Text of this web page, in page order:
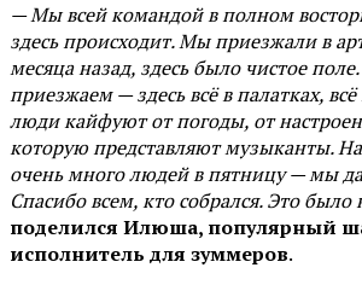
— Мы всей командой в полном
здесь происходит. Мы приезжали в
месяца назад, здесь было чистое
приезжаем — здесь всё в палатках,
люди кайфуют от погоды, от
которую представляют музыканты.
очень много людей в пятницу — мы
Спасибо всем, кто собрался. Это было
поделился Илюша, популярный
исполнитель для зуммеров.